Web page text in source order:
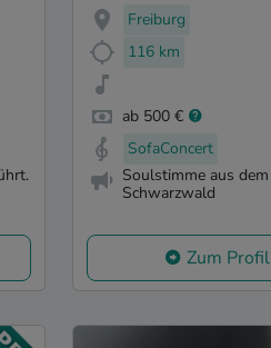
Freiburg
116 km
ab 500 €
SofaConcert
Soulstimme aus dem
Schwarzwald
Zum Profil